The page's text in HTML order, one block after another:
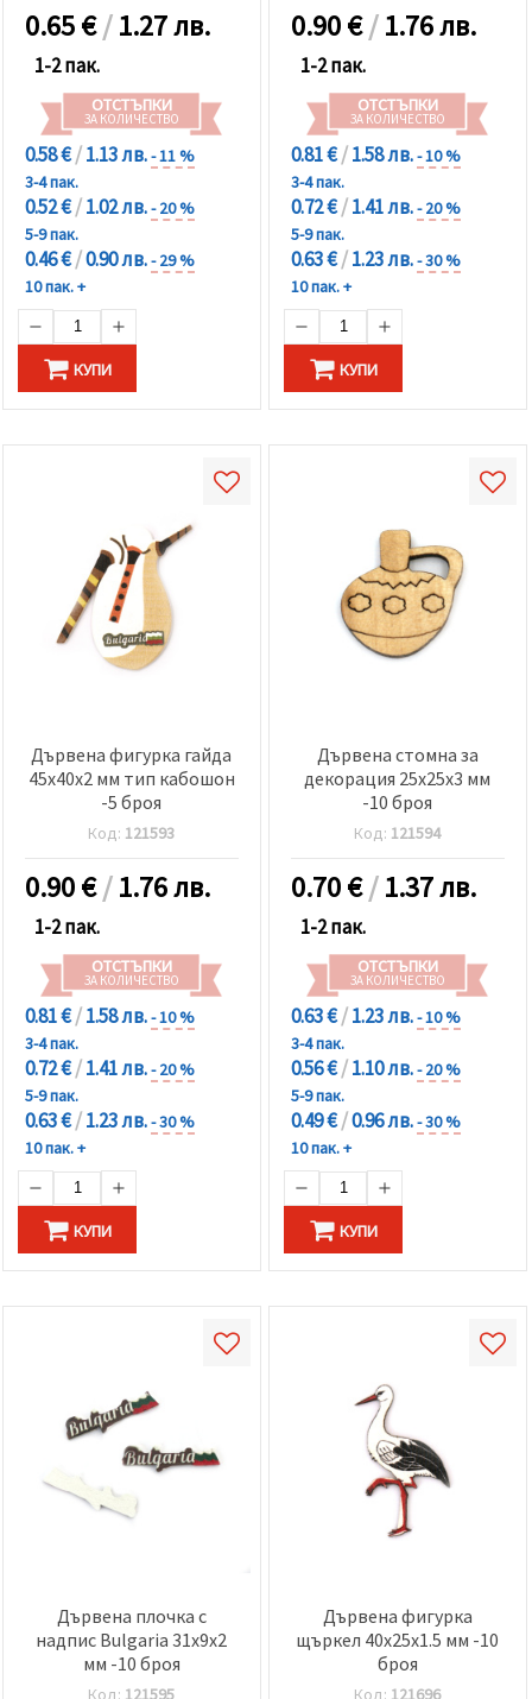
0.65€/1.27 лв.
1-2 пак.
ОТСТЪПКИ
ЗА КОЛИЧЕСТВО
0.58 €/1.13 лв.- 11 %
3-4 пак.
0.52 €/1.02 лв.- 20 %
5-9 пак.
0.46 €/0.90 лв.- 29 %
10 пак. +
КУПИ
0.90€/1.76 лв.
1-2 пак.
ОТСТЪПКИ
ЗА КОЛИЧЕСТВО
0.81 €/1.58 лв.- 10 %
3-4 пак.
0.72 €/1.41 лв.- 20 %
5-9 пак.
0.63 €/1.23 лв.- 30 %
10 пак. +
КУПИ
Дървена фигурка гайда
45x40x2 мм тип кабошон
-5 броя
Код: 121593
0.90€/1.76 лв.
1-2 пак.
ОТСТЪПКИ
ЗА КОЛИЧЕСТВО
0.81 €/1.58 лв.- 10 %
3-4 пак.
0.72 €/1.41 лв.- 20 %
5-9 пак.
0.63 €/1.23 лв.- 30 %
10 пак. +
КУПИ
Дървена стомна за
декорация 25x25x3 мм
-10 броя
Код: 121594
0.70€/1.37 лв.
1-2 пак.
ОТСТЪПКИ
ЗА КОЛИЧЕСТВО
0.63 €/1.23 лв.- 10 %
3-4 пак.
0.56 €/1.10 лв.- 20 %
5-9 пак.
0.49 €/0.96 лв.- 30 %
10 пак. +
КУПИ
Дървена плочка с
надпис Bulgaria 31x9x2
мм -10 броя
Код: 121595
Дървена фигурка
щъркел 40x25x1.5 мм -10
броя
Код: 121696